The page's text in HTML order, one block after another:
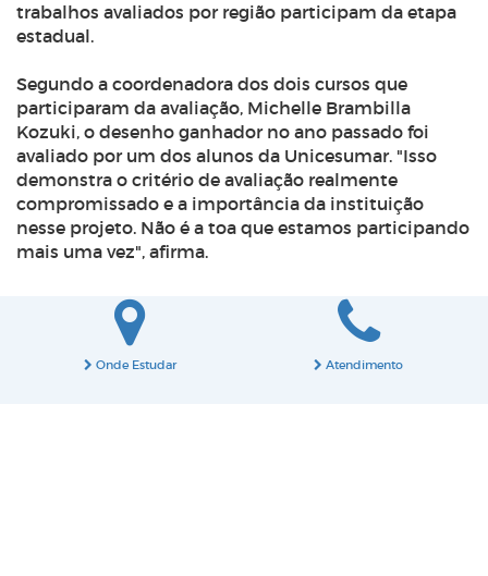
trabalhos avaliados por região participam da etapa
estadual.
Segundo a coordenadora dos dois cursos que
participaram da avaliação, Michelle Brambilla
Kozuki, o desenho ganhador no ano passado foi
avaliado por um dos alunos da Unicesumar. "Isso
demonstra o critério de avaliação realmente
compromissado e a importância da instituição
nesse projeto. Não é a toa que estamos participando
mais uma vez", afirma.
Onde Estudar Atendimento